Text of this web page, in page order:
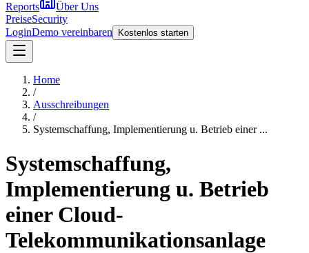
Reports
Über Uns
PreiseSecurity
LoginDemo vereinbaren Kostenlos starten
Home
/
Ausschreibungen
/
Systemschaffung, Implementierung u. Betrieb einer ...
Systemschaffung,
Implementierung u. Betrieb
einer Cloud-
Telekommunikationsanlage